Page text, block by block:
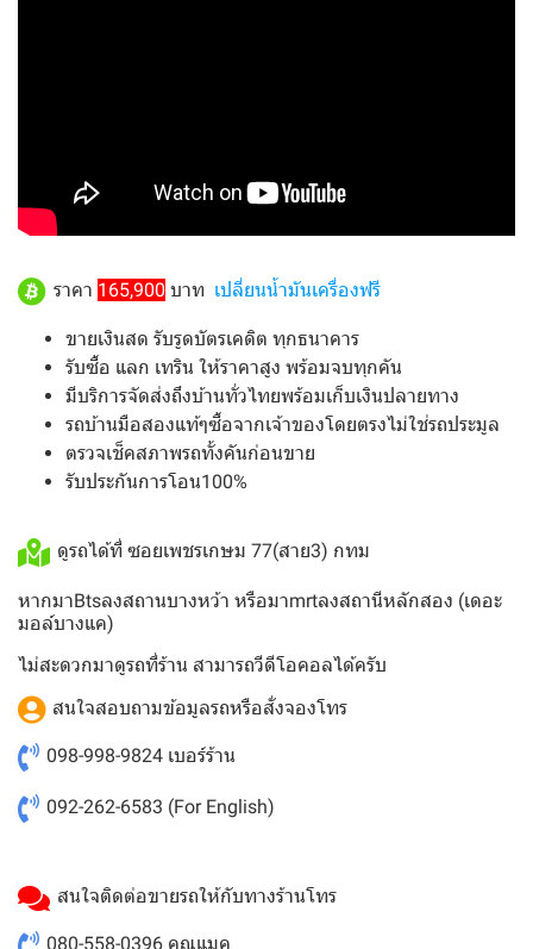
ราคา 165,900 บาท เปลี่ยนน้ำมันเครื่องฟรี
ขายเงินสด รับรูดบัตรเคดิต ทุกธนาคาร
รับซื้อ แลก เทริน ให้ราคาสูง พร้อมจบทุกคัน
มีบริการจัดส่งถึงบ้านทั่วไทยพร้อมเก็บเงินปลายทาง
รถบ้านมือสองแท้ๆซื้อจากเจ้าของโดยตรงไม่ใช่รถประมูล
ตรวจเช็คสภาพรถทั้งคันก่อนขาย
รับประกันการโอน100%
ดูรถได้ที่ ซอยเพชรเกษม 77(สาย3) กทม
หากมาBtsลงสถานบางหว้า หรือมาmrtลงสถานีหลักสอง (เดอะ
มอล์บางแค)
ไม่สะดวกมาดูรถที่ร้าน สามารถวีดีโอคอลได้ครับ
สนใจสอบถามข้อมูลรถหรือสั่งจองโทร
098-998-9824 เบอร์ร้าน
092-262-6583 (For English)
สนใจติดต่อขายรถให้กับทางร้านโทร
080-558-0396 คุณแมค